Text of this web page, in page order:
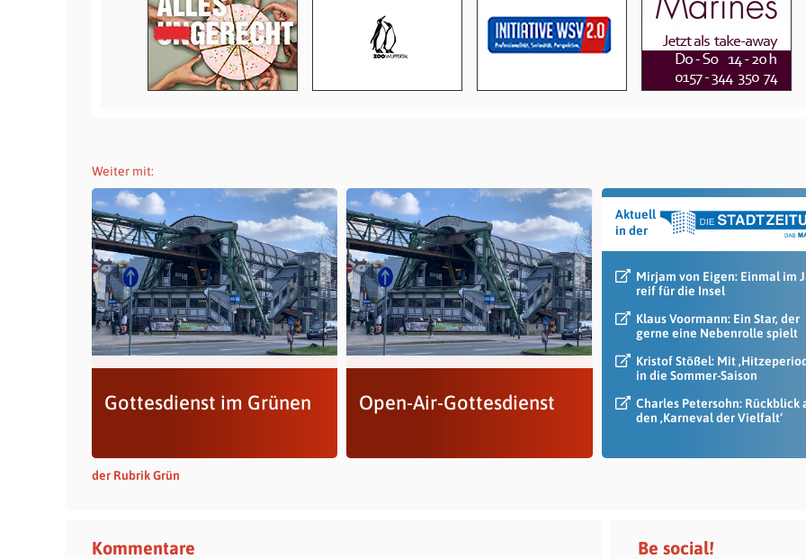
Weiter mit:
Gottesdienst im Grünen Open-Air-Gottesdienst
Aktuell
in der
Mirjam von Eigen: Einmal im
reif für die Insel
Klaus Voormann: Ein Star, der
gerne eine Nebenrolle spielt
Kristof Stößel: Mit
in die Sommer-Saison
Charles Petersohn: Rückblick
den ‚Karneval der Vielfalt‘
der Rubrik Grün
Kommentare Be social!